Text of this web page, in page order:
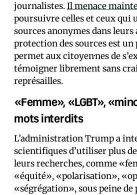
journalistes.Il menace
poursuivre celles et ceux qui
sources anonymes dans leurs
protection des sources est
permet aux citoyen·nes de
témoigner librement sans
représailles.
«Femme», «LGBT»,
mots interdits
L’administration Trump a
scientifiques d’utiliser plus
leurs recherches, comme
«équité», «polarisation»,
«ségrégation», sous peine de